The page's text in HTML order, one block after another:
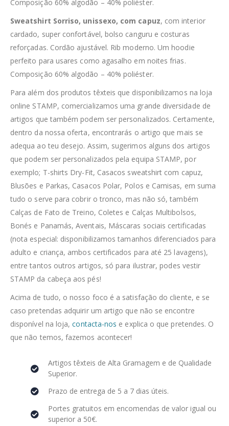
Composição 60% algodão – 40% poliéster.
Sweatshirt Sorriso, unissexo, com capuz, com interior
cardado, super confortável, bolso canguru e costuras
reforçadas. Cordão ajustável. Rib moderno. Um hoodie
perfeito para usares como agasalho em noites frias.
Composição 60% algodão – 40% poliéster.
Para além dos produtos têxteis que disponibilizamos na loja
online STAMP, comercializamos uma grande diversidade de
artigos que também podem ser personalizados. Certamente,
dentro da nossa oferta, encontrarás o artigo que mais se
adequa ao teu desejo. Assim, sugerimos alguns dos artigos
que podem ser personalizados pela equipa STAMP, por
exemplo; T-shirts Dry-Fit, Casacos sweatshirt com capuz,
Blusões e Parkas, Casacos Polar, Polos e Camisas, em suma
tudo o serve para cobrir o tronco, mas não só, também
Calças de Fato de Treino, Coletes e Calças Multibolsos,
Bonés e Panamás, Aventais, Máscaras sociais certificadas
(nota especial: disponibilizamos tamanhos diferenciados para
adulto e criança, ambos certificados para até 25 lavagens),
entre tantos outros artigos, só para ilustrar, podes vestir
STAMP da cabeça aos pés!
Acima de tudo, o nosso foco é a satisfação do cliente, e se
caso pretendas adquirir um artigo que não se encontre
disponível na loja,contacta-nos e explica o que pretendes. O
que não temos, fazemos acontecer!
Artigos têxteis de Alta Gramagem e de Qualidade
Superior.
Prazo de entrega de 5 a 7 dias úteis.
Portes gratuitos em encomendas de valor igual ou
superior a 50€.